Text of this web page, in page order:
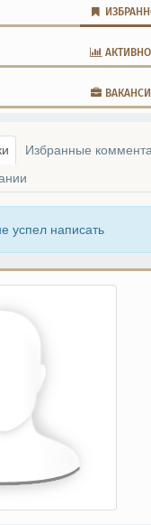
Избранные
успел написать